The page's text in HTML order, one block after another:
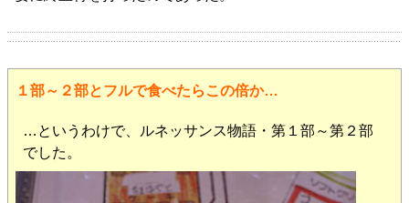
１部～２部とフルで食べたらこの倍か…
…というわけで、ルネッサンス物語・第１部～第２部
でした。